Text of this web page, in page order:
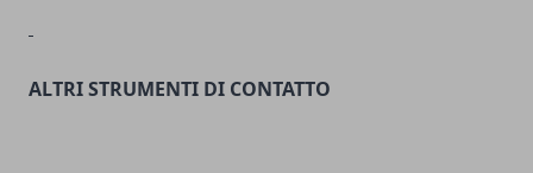
ALTRI STRUMENTI DI CONTATTO